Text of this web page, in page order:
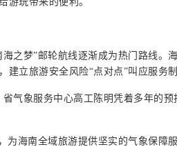
之梦”邮轮航线逐渐成为热门路线
立旅游安全风险“点对点”叫应服务
气象服务中心高工陈明凭着多年的
海南全域旅游提供坚实的气象保障服